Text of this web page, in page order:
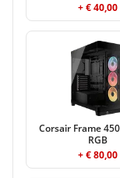
+ € 40,00
Corsair Frame
RGB
+ € 80,00